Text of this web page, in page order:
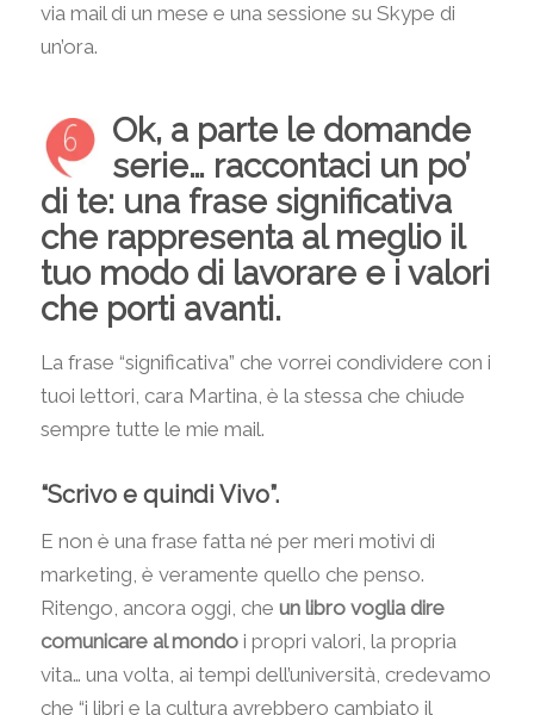
via mail di un mese e una sessione su Skype di
un’ora.
Ok, a parte le domande
serie… raccontaci un po’
di te: una frase significativa
che rappresenta al meglio il
tuo modo di lavorare e i valori
che porti avanti.
La frase “significativa” che vorrei condividere con i
tuoi lettori, cara Martina, è la stessa che chiude
sempre tutte le mie mail.
“Scrivo e quindi Vivo”.
E non è una frase fatta né per meri motivi di
marketing, è veramente quello che penso.
Ritengo, ancora oggi, che un libro voglia dire
comunicare al mondoi propri valori, la propria
vita… una volta, ai tempi dell’università, credevamo
che “i libri e la cultura avrebbero cambiato il